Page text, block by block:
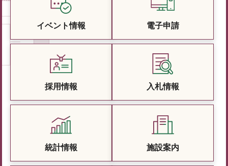
イベント情報 電子申請
採用情報 入札情報
統計情報 施設案内